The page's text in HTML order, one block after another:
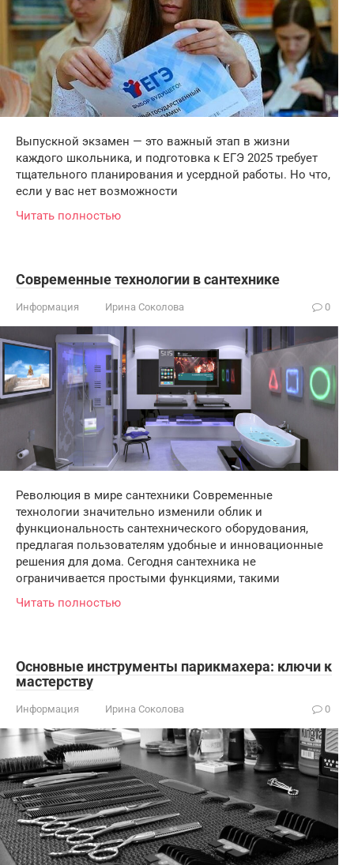
Выпускной экзамен — это важный этап в жизни
каждого школьника, и подготовка к ЕГЭ 2025 требует
тщательного планирования и усердной работы. Но что,
если у вас нет возможности
Читать полностью
Современные технологии в сантехнике
Информация Ирина Соколова 0
Революция в мире сантехники Современные
технологии значительно изменили облик и
функциональность сантехнического оборудования,
предлагая пользователям удобные и инновационные
решения для дома. Сегодня сантехника не
ограничивается простыми функциями, такими
Читать полностью
Основные инструменты парикмахера: ключи к
мастерству
Информация Ирина Соколова 0